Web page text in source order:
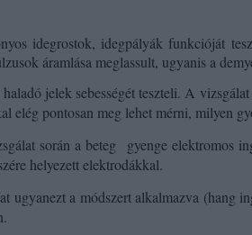
idegrostok, idegpályák funkcióját
áramlása meglassult, ugyanis a
jelek sebességét teszteli. A
elég pontosan meg lehet mérni, milyen
során a beteg gyenge elektromos
helyezett elektrodákkal.
ugyanezt a módszert alkalmazva (hang